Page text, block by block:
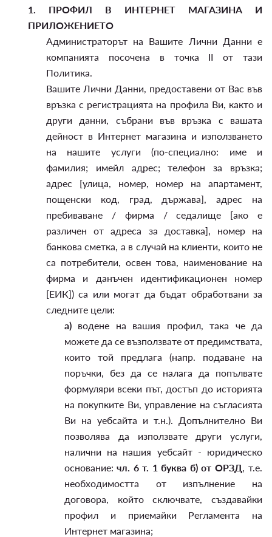
1. ПРОФИЛ В ИНТЕРНЕТ МАГАЗИНА И
ПРИЛОЖЕНИЕТО
Администраторът на Вашите Лични Данни е
компанията посочена в точка II от тази
Политика.
Вашите Лични Данни, предоставени от Вас във
връзка с регистрацията на профила Ви, както и
други данни, събрани във връзка с вашата
дейност в Интернет магазина и използването
на нашите услуги (по-специално: име и
фамилия; имейл адрес; телефон за връзка;
адрес [улица, номер, номер на апартамент,
пощенски код, град, държава], адрес на
пребиваване / фирма / седалище [ако е
различен от адреса за доставка], номер на
банкова сметка, а в случай на клиенти, които не
са потребители, освен това, наименование на
фирма и данъчен идентификационен номер
[ЕИК]) са или могат да бъдат обработвани за
следните цели:
а) водене на вашия профил, така че да
можете да се възползвате от предимствата,
които той предлага (напр. подаване на
поръчки, без да се налага да попълвате
формуляри всеки път, достъп до историята
на покупките Ви, управление на съгласията
Ви на уебсайта и т.н.). Допълнително Ви
позволява да използвате други услуги,
налични на нашия уебсайт - юридическо
основание: чл. 6 т. 1 буква б) от ОРЗД, т.е.
необходимостта от изпълнение на
договора, който сключвате, създавайки
профил и приемайки Регламента на
Интернет магазина;